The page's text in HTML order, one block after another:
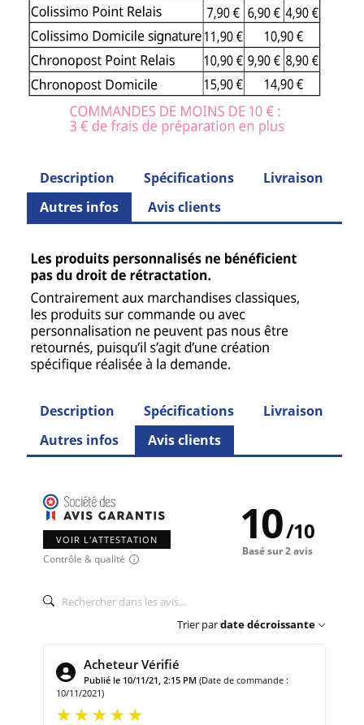
Description Spécifications
Livraison
Autres infos
Avis clients
Description Spécifications
Livraison
Autres infos
Avis clients
VOIR L'ATTESTATION
Contrôle & qualité
10/10
Basé sur 2 avis
Trier pardate décroissante
Acheteur Vérifié
Publié le 10/11/21, 2:15 PM (Date de commande :
10/11/2021)